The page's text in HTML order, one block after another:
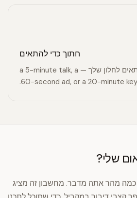
חתוך כדי להתאים
ערוך עד שהזמן יתאים לחלון שלך — a 5-minute talk, a
60-second ad, or a 20-minute
שלי?
כמה מהר אתה מדבר. מחשבון זה מציג